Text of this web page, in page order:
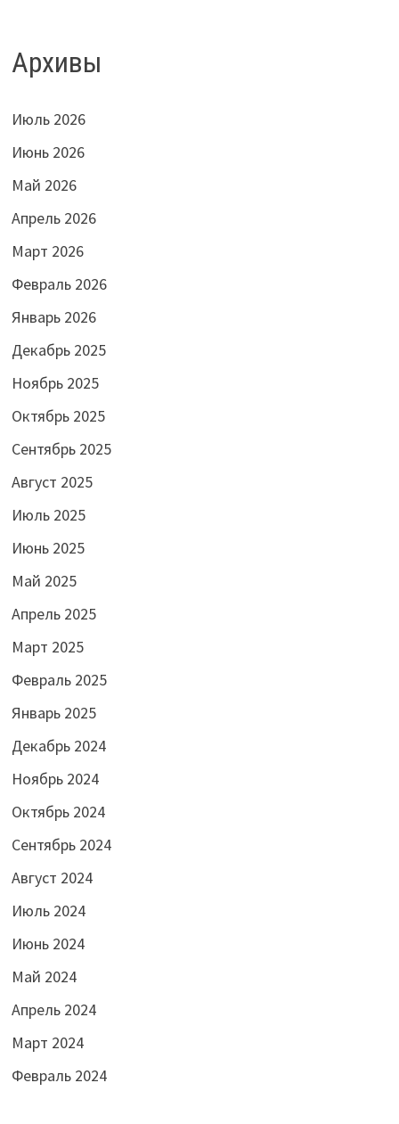
Архивы
Июль 2026
Июнь 2026
Май 2026
Апрель 2026
Март 2026
Февраль 2026
Январь 2026
Декабрь 2025
Ноябрь 2025
Октябрь 2025
Сентябрь 2025
Август 2025
Июль 2025
Июнь 2025
Май 2025
Апрель 2025
Март 2025
Февраль 2025
Январь 2025
Декабрь 2024
Ноябрь 2024
Октябрь 2024
Сентябрь 2024
Август 2024
Июль 2024
Июнь 2024
Май 2024
Апрель 2024
Март 2024
Февраль 2024